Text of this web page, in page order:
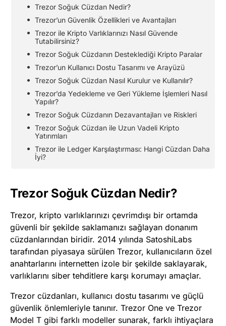
Trezor Soğuk Cüzdan Nedir?
Trezor’un Güvenlik Özellikleri ve Avantajları
Trezor ile Kripto Varlıklarınızı Nasıl Güvende
Tutabilirsiniz?
Trezor Soğuk Cüzdanın Desteklediği Kripto Paralar
Trezor’un Kullanıcı Dostu Tasarımı ve Arayüzü
Trezor Soğuk Cüzdan Nasıl Kurulur ve Kullanılır?
Trezor’da Yedekleme ve Geri Yükleme İşlemleri Nasıl
Yapılır?
Trezor Soğuk Cüzdanın Dezavantajları ve Riskleri
Trezor Soğuk Cüzdan ile Uzun Vadeli Kripto
Yatırımları
Trezor ile Ledger Karşılaştırması: Hangi Cüzdan Daha
İyi?
Trezor Soğuk Cüzdan Nedir?
Trezor, kripto varlıklarınızı çevrimdışı bir ortamda
güvenli bir şekilde saklamanızı sağlayan donanım
cüzdanlarından biridir. 2014 yılında SatoshiLabs
tarafından piyasaya sürülen Trezor, kullanıcıların özel
anahtarlarını internetten izole bir şekilde saklayarak,
varlıklarını siber tehditlere karşı korumayı amaçlar.
Trezor cüzdanları, kullanıcı dostu tasarımı ve güçlü
güvenlik önlemleriyle tanınır. Trezor One ve Trezor
Model T gibi farklı modeller sunarak, farklı ihtiyaçlara